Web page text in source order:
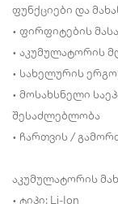
ფუნქციები და
• ფირფიტების
• აკუმულატორის
• სახელურის
• მოსახსნელი
შესაძლებლობა
• ჩართვის /
აკუმულატორის
• ტიპი: Li-Ion